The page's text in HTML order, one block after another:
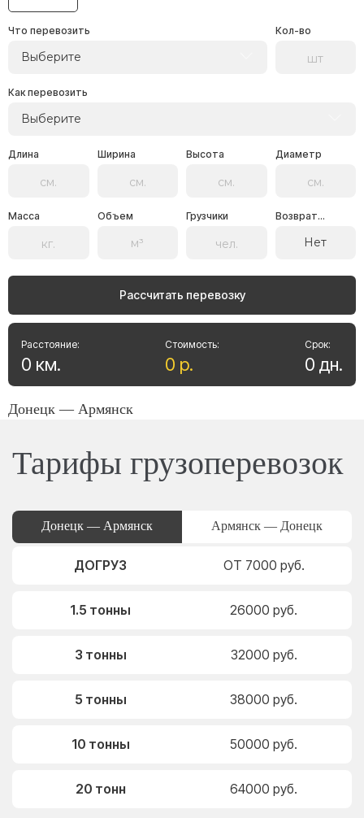
Что перевозить
Выберите
Кол-во
Как перевозить
Выберите
Длина Ширина Высота Диаметр
Масса Объем Грузчики Возврат...
Нет
Рассчитать перевозку
Стоимость:
0 р.
Расстояние:
0 км.
Срок:
0 дн.
Донецк — Армянск
Тарифы грузоперевозок
Донецк — Армянск Армянск — Донецк
ДОГРУЗ ОТ 7000 руб.
1.5 тонны 26000 руб.
3 тонны 32000 руб.
5 тонны 38000 руб.
10 тонны 50000 руб.
20 тонн 64000 руб.